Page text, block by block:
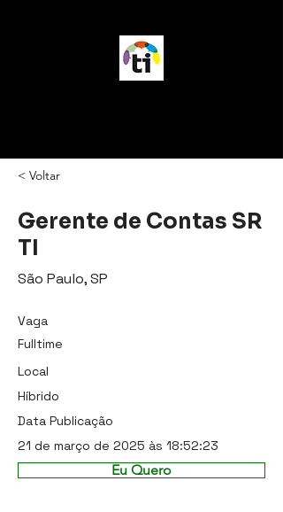
< Voltar
Gerente de Contas SR
TI
São Paulo, SP
Vaga
Fulltime
Local
Híbrido
Data Publicação
21 de março de 2025 às 18:52:23
Eu Quero